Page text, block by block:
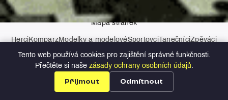
Kontakt
Zásady ochrany osobních údajů
Mapa stránek
HerciKomparzModelky a modelovéSportovciTanečníciZpěváci
Copyright © 2026 Profilio
Tento web používá cookies pro zajištění správné funkčnosti.
Přečtěte si naše zásady ochrany osobních údajů.
Přijmout Odmítnout